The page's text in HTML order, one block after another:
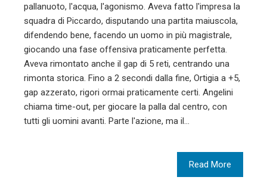
pallanuoto, l'acqua, l'agonismo. Aveva fatto l'impresa la
squadra di Piccardo, disputando una partita maiuscola,
difendendo bene, facendo un uomo in più magistrale,
giocando una fase offensiva praticamente perfetta.
Aveva rimontato anche il gap di 5 reti, centrando una
rimonta storica. Fino a 2 secondi dalla fine, Ortigia a +5,
gap azzerato, rigori ormai praticamente certi. Angelini
chiama time-out, per giocare la palla dal centro, con
tutti gli uomini avanti. Parte l'azione, ma il…
Read More